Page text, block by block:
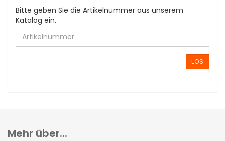
BITTE
GEBEN
SIE
DIE
ARTIKELNUMMER
EIN.
Bitte geben Sie die Artikelnummer aus unserem
Katalog ein.
LOS
Mehr über...